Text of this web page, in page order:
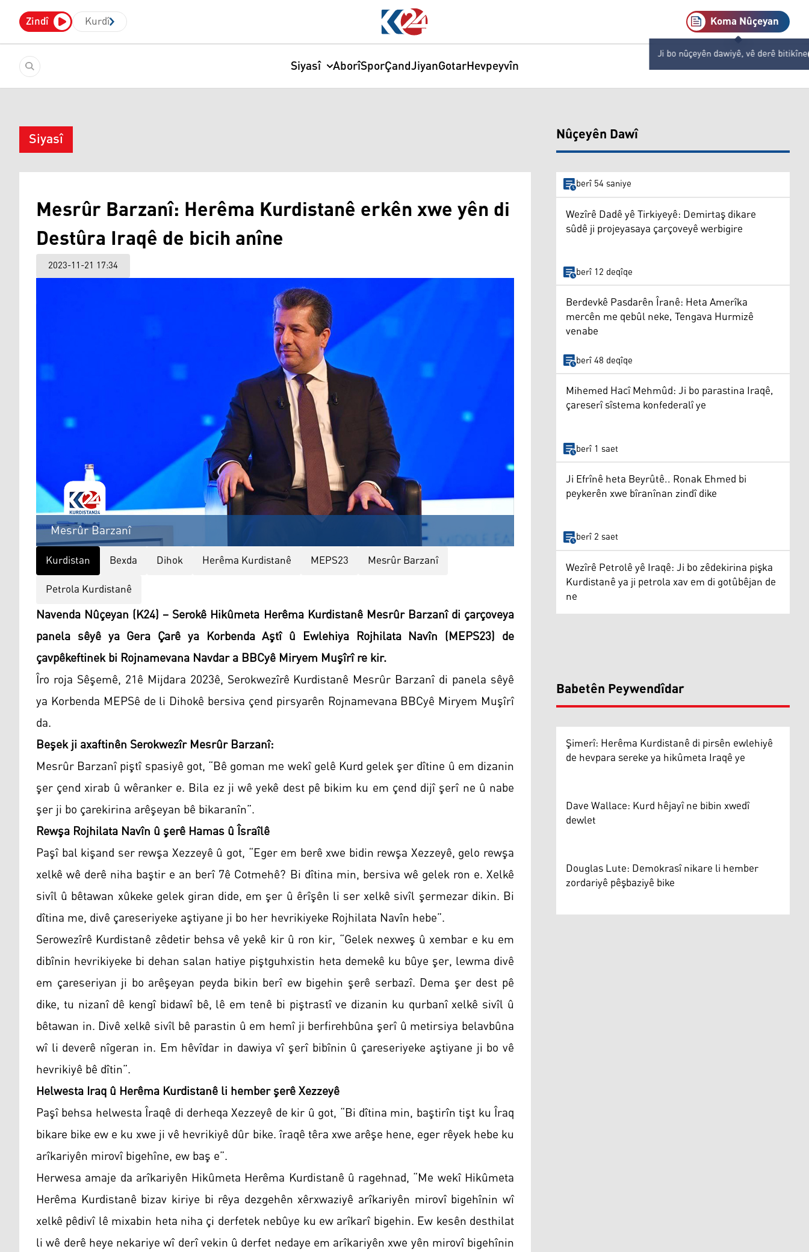
Zindî Kurdî Koma Nûçeyan
Ji bo nûçeyên dawiyê, vê derê bitikîne
Siyasî AborîSporÇandJiyanGotarHevpeyvîn
Siyasî
Mesrûr Barzanî: Herêma Kurdistanê erkên xwe yên di
Destûra Iraqê de bicih anîne
2023-11-21 17:34
Mesrûr Barzanî
Kurdistan Bexda Dihok Herêma Kurdistanê MEPS23
Mesrûr Barzanî
Petrola Kurdistanê
Navenda Nûçeyan (K24) – Serokê Hikûmeta Herêma Kurdistanê Mesrûr Barzanî di çarçoveya
panela sêyê ya Gera Çarê ya Korbenda Aştî û Ewlehiya Rojhilata Navîn (MEPS23) de
çavpêkeftinek bi Rojnamevana Navdar a BBCyê Miryem Muşîrî re kir.
Îro roja Sêşemê, 21ê Mijdara 2023ê, Serokwezîrê Kurdistanê Mesrûr Barzanî di panela sêyê
ya Korbenda MEPSê de li Dihokê bersiva çend pirsyarên Rojnamevana BBCyê Miryem Muşîrî
da.
Beşek ji axaftinên Serokwezîr Mesrûr Barzanî:
Mesrûr Barzanî piştî spasiyê got, “Bê goman me wekî gelê Kurd gelek şer dîtine û em dizanin
şer çend xirab û wêranker e. Bila ez ji wê yekê dest pê bikim ku em çend dijî şerî ne û nabe
şer ji bo çarekirina arêşeyan bê bikaranîn”.
Rewşa Rojhilata Navîn û şerê Hamas û Îsraîlê
Paşî bal kişand ser rewşa Xezzeyê û got, “Eger em berê xwe bidin rewşa Xezzeyê, gelo rewşa
xelkê wê derê niha baştir e an berî 7ê Cotmehê? Bi dîtina min, bersiva wê gelek ron e. Xelkê
sivîl û bêtawan xûkeke gelek giran dide, em şer û êrîşên li ser xelkê sivîl şermezar dikin. Bi
dîtina me, divê çareseriyeke aştiyane ji bo her hevrikiyeke Rojhilata Navîn hebe”.
Serowezîrê Kurdistanê zêdetir behsa vê yekê kir û ron kir, “Gelek nexweş û xembar e ku em
dibînin hevrikiyeke bi dehan salan hatiye piştguhxistin heta demekê ku bûye şer, lewma divê
em çareseriyan ji bo arêşeyan peyda bikin berî ew bigehin şerê serbazî. Dema şer dest pê
dike, tu nizanî dê kengî bidawî bê, lê em tenê bi piştrastî ve dizanin ku qurbanî xelkê sivîl û
bêtawan in. Divê xelkê sivîl bê parastin û em hemî ji berfirehbûna şerî û metirsiya belavbûna
wî li deverê nîgeran in. Em hêvîdar in dawiya vî şerî bibînin û çareseriyeke aştiyane ji bo vê
hevrikiyê bê dîtin”.
Helwesta Iraq û Herêma Kurdistanê li hember şerê Xezzeyê
Paşî behsa helwesta Îraqê di derheqa Xezzeyê de kir û got, “Bi dîtina min, baştirîn tişt ku Îraq
bikare bike ew e ku xwe ji vê hevrikiyê dûr bike. îraqê têra xwe arêşe hene, eger rêyek hebe ku
arîkariyên mirovî bigehîne, ew baş e”.
Herwesa amaje da arîkariyên Hikûmeta Herêma Kurdistanê û ragehnad, “Me wekî Hikûmeta
Herêma Kurdistanê bizav kiriye bi rêya dezgehên xêrxwaziyê arîkariyên mirovî bigehînin wî
xelkê pêdivî lê mixabin heta niha çi derfetek nebûye ku ew arîkarî bigehin. Ew kesên desthilat
li wê derê heye nekariye wî derî vekin û derfet nedaye em arîkariyên xwe yên mirovî bigehînin
Nûçeyên Dawî
berî 54 saniye
Wezîrê Dadê yê Tirkiyeyê: Demirtaş dikare
sûdê ji projeyasaya çarçoveyê werbigire
berî 12 deqîqe
Berdevkê Pasdarên Îranê: Heta Amerîka
mercên me qebûl neke, Tengava Hurmizê
venabe
berî 48 deqîqe
Mihemed Hacî Mehmûd: Ji bo parastina Iraqê,
çareserî sîstema konfederalî ye
berî 1 saet
Ji Efrînê heta Beyrûtê.. Ronak Ehmed bi
peykerên xwe bîranînan zindî dike
berî 2 saet
Wezîrê Petrolê yê Iraqê: Ji bo zêdekirina pişka
Kurdistanê ya ji petrola xav em di gotûbêjan de
ne
Babetên Peywendîdar
Şimerî: Herêma Kurdistanê di pirsên ewlehiyê
de hevpara sereke ya hikûmeta Iraqê ye
Dave Wallace: Kurd hêjayî ne bibin xwedî
dewlet
Douglas Lute: Demokrasî nikare li hember
zordariyê pêşbaziyê bike